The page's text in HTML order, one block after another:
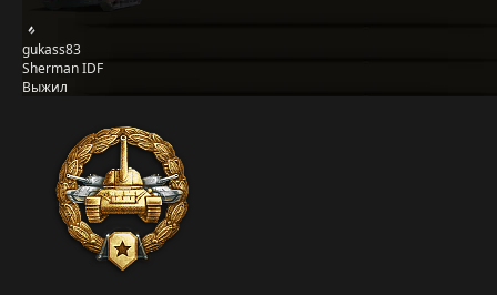
gukass83
Sherman IDF
Выжил